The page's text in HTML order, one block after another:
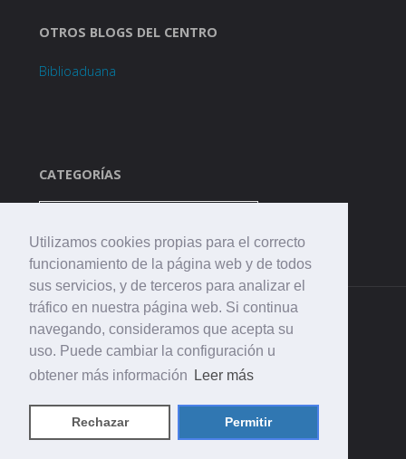
Utilizamos cookies propias para el correcto
funcionamiento de la página web y de todos
sus servicios, y de terceros para analizar el
tráfico en nuestra página web. Si continua
navegando, consideramos que acepta su
uso. Puede cambiar la configuración u
obtener más información
Leer más
Rechazar Permitir
OTROS BLOGS DEL CENTRO
Biblioaduana
CATEGORÍAS